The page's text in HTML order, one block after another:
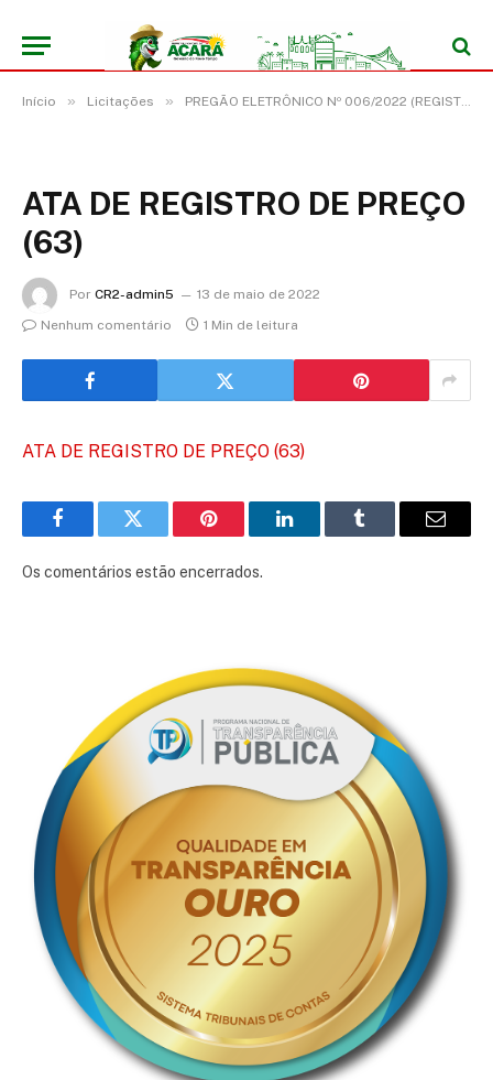
Início » Licitações » PREGÃO ELETRÔNICO Nº 006/2022 (REGISTRO DE PREÇO PARA FUTURA E EVENTUAL CONTRATAÇÃO DE EMPRESA PARA PRESTAÇÃO DE SERVIÇOS DE LAVAGENS E HIGIENIZAÇÃO DE VEÍCULOS LEVES, PESADOS E MOTOCICLETAS)
ATA DE REGISTRO DE PREÇO
(63)
Por CR2-admin5
13 de maio de 2022
Nenhum comentário
1 Min de leitura
ATA DE REGISTRO DE PREÇO (63)
FacebookTwitter Pinterest LinkedInTumblr
E-
Os comentários estão encerrados.